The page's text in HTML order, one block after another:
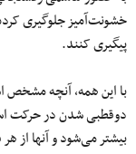
خشونت‌آمیز جلوگیری
پیگیری کنند.
با این همه، آنچه مشخص
دوقطبی شدن در حرکت
بیشتر می‌شود و آنها از